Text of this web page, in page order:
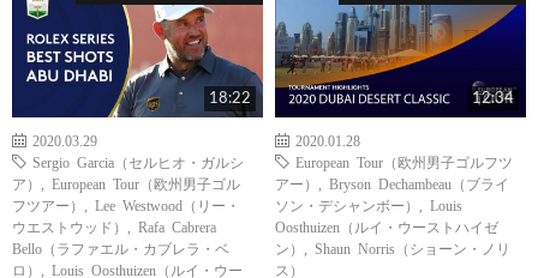
18:22
2020.03.29
Sergio Garcia（セルヒオ・ガルシ
ア）
European Tour（欧州男子ゴル
フツアー）
Lee Westwood（リー・
ウエストウッド）
Rafa Cabrera
Bello（ラファエル・カブレラ・ベ
ロ）
Louis Oosthuizen（ルイ・ウー
12:34
2020.01.28
European Tour（欧州男子ゴルフツ
アー）
Bryson Dechambeau（ブライ
ソン・デシャンボー）
Louis
Oosthuizen（ルイ・ウーストハイゼ
ン）
Shaun Norris（ショーン・ノリ
ス）